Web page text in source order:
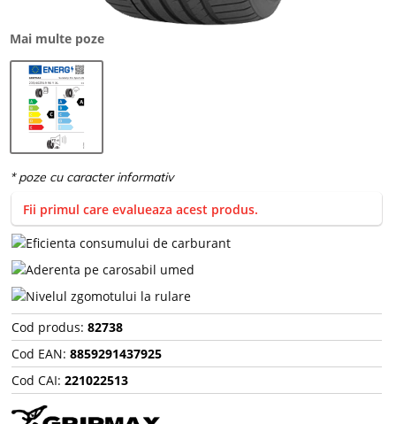
Mai multe poze
Fii primul care evalueaza acest produs.
Cod produs: 82738
Cod EAN: 8859291437925
Cod CAI: 221022513